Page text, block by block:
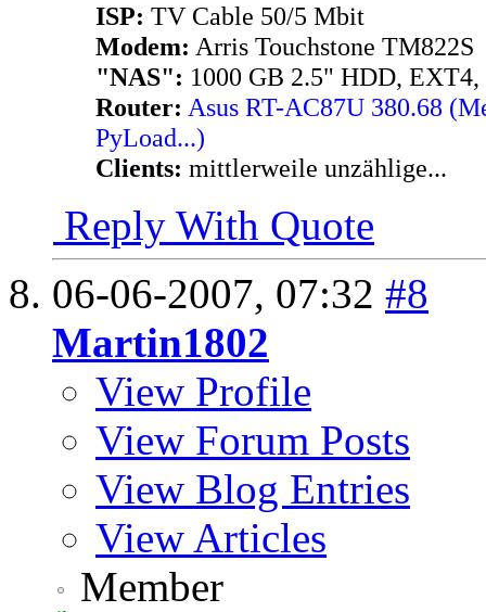
ISP: TV Cable 50/5 Mbit
Modem: Arris Touchstone TM822S
"NAS": 1000 GB 2.5" HDD,
Router: Asus RT-AC87U 380.68
PyLoad...)
Clients: mittlerweile unzählige...
Reply With Quote
06-06-2007, 07:32 #8
Martin1802
View Profile
View Forum Posts
View Blog Entries
View Articles
Member